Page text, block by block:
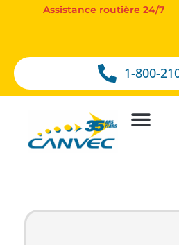
1-800-
Assistance routière 24/7